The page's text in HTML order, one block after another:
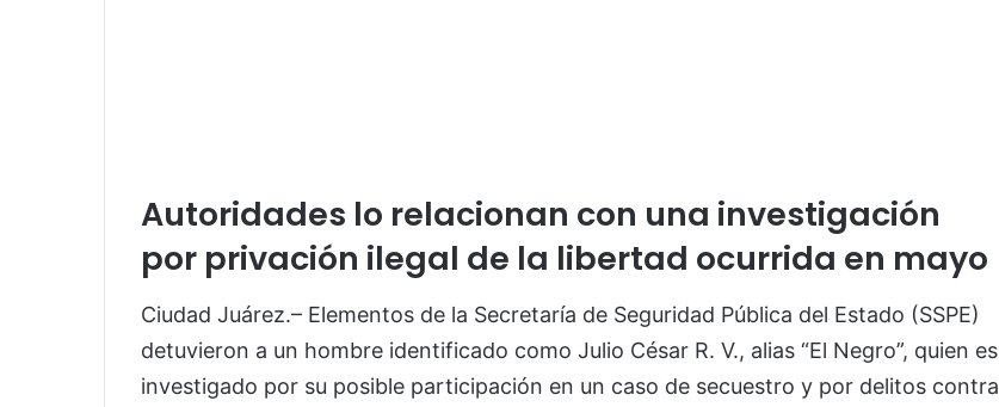
Autoridades lo relacionan con una investigación
por privación ilegal de la libertad ocurrida en mayo
Ciudad Juárez.– Elementos de la Secretaría de Seguridad Pública del Estado (SSPE)
detuvieron a un hombre identificado como Julio César R. V., alias “El Negro”, quien es
investigado por su posible participación en un caso de secuestro y por delitos contra